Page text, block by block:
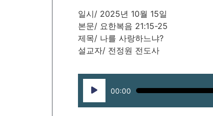
일시/ 2025년 10월 15일
본문/ 요한복음 21:15-25
제목/ 나를 사랑하느냐?
설교자/ 전정원 전도사
Audio
Player
00:00